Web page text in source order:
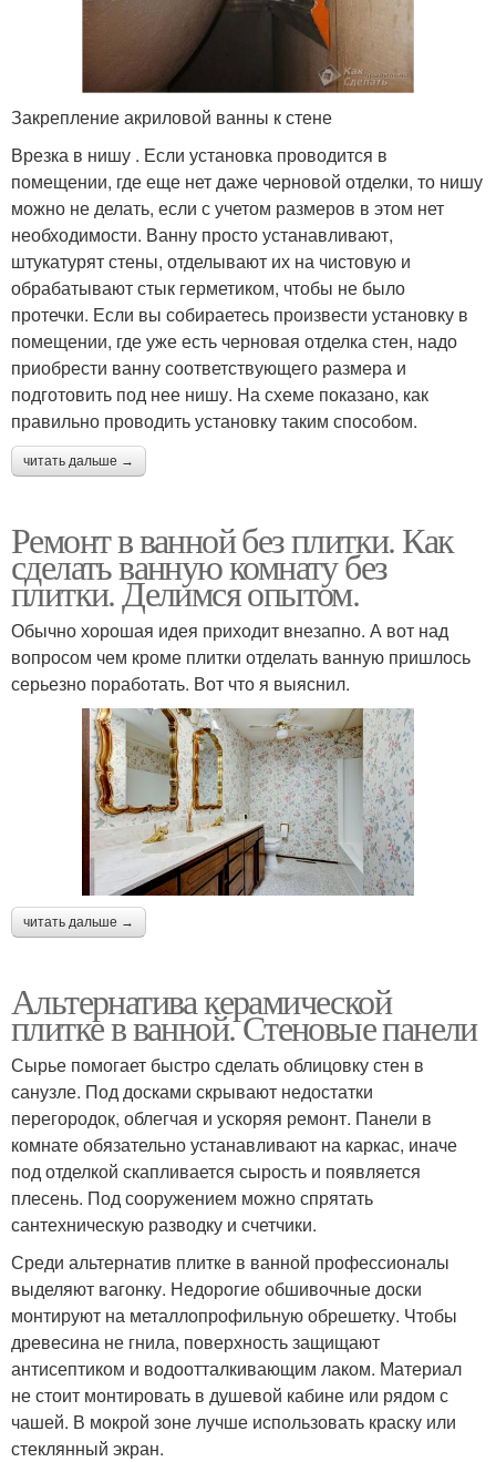
Закрепление акриловой ванны к стене
Врезка в нишу . Если установка проводится в
помещении, где еще нет даже черновой отделки, то нишу
можно не делать, если с учетом размеров в этом нет
необходимости. Ванну просто устанавливают,
штукатурят стены, отделывают их на чистовую и
обрабатывают стык герметиком, чтобы не было
протечки. Если вы собираетесь произвести установку в
помещении, где уже есть черновая отделка стен, надо
приобрести ванну соответствующего размера и
подготовить под нее нишу. На схеме показано, как
правильно проводить установку таким способом.
читать дальше →
Ремонт в ванной без плитки. Как
сделать ванную комнату без
плитки. Делимся опытом.
Обычно хорошая идея приходит внезапно. А вот над
вопросом чем кроме плитки отделать ванную пришлось
серьезно поработать. Вот что я выяснил.
читать дальше →
Альтернатива керамической
плитке в ванной. Стеновые панели
Сырье помогает быстро сделать облицовку стен в
санузле. Под досками скрывают недостатки
перегородок, облегчая и ускоряя ремонт. Панели в
комнате обязательно устанавливают на каркас, иначе
под отделкой скапливается сырость и появляется
плесень. Под сооружением можно спрятать
сантехническую разводку и счетчики.
Среди альтернатив плитке в ванной профессионалы
выделяют вагонку. Недорогие обшивочные доски
монтируют на металлопрофильную обрешетку. Чтобы
древесина не гнила, поверхность защищают
антисептиком и водоотталкивающим лаком. Материал
не стоит монтировать в душевой кабине или рядом с
чашей. В мокрой зоне лучше использовать краску или
стеклянный экран.